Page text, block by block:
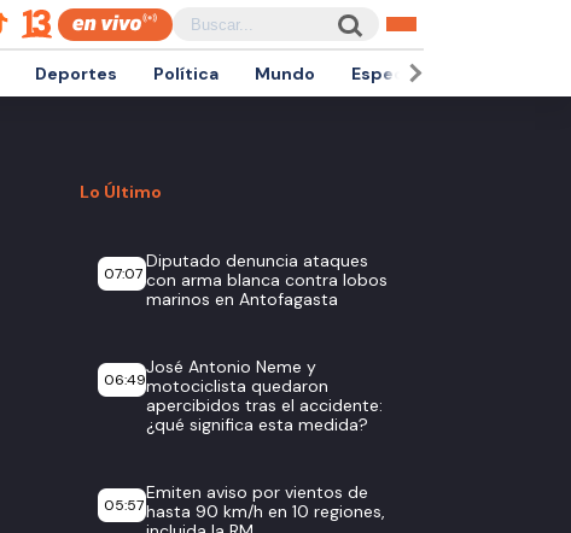
Deportes Política Mundo Espectáculos
Lo Último
07:07
Diputado denuncia ataques
con arma blanca contra lobos
marinos en Antofagasta
06:49
José Antonio Neme y
motociclista quedaron
apercibidos tras el accidente:
¿qué significa esta medida?
05:57
Emiten aviso por vientos de
hasta 90 km/h en 10 regiones,